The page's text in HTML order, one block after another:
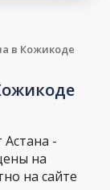
в Кожикоде
-
на
на сайте